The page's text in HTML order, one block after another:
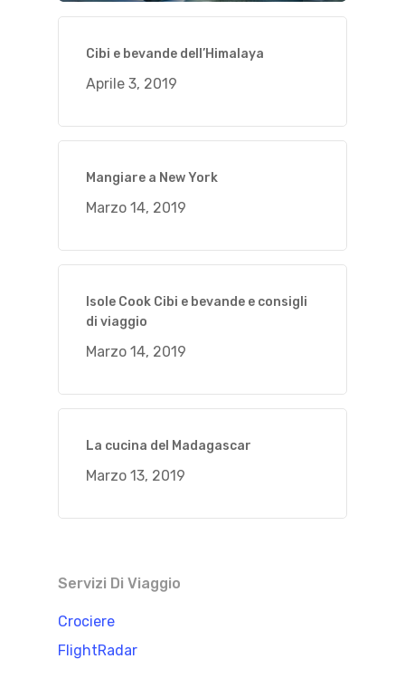
Cibi e bevande dell’Himalaya
Aprile 3, 2019
Mangiare a New York
Marzo 14, 2019
Isole Cook Cibi e bevande e consigli
di viaggio
Marzo 14, 2019
La cucina del Madagascar
Marzo 13, 2019
Servizi Di Viaggio
Crociere
FlightRadar